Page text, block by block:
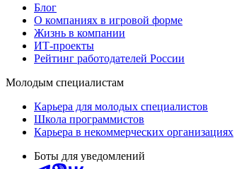
Блог
О компаниях в игровой форме
Жизнь в компании
ИТ-проекты
Рейтинг работодателей России
Молодым специалистам
Карьера для молодых специалистов
Школа программистов
Карьера в некоммерческих организациях
Боты для уведомлений